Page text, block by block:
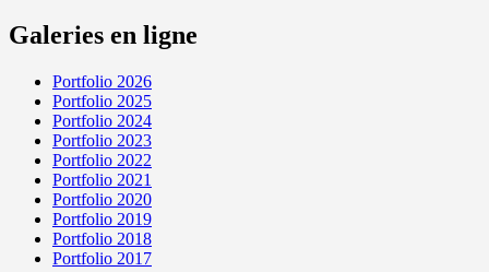
Galeries en ligne
Portfolio 2026
Portfolio 2025
Portfolio 2024
Portfolio 2023
Portfolio 2022
Portfolio 2021
Portfolio 2020
Portfolio 2019
Portfolio 2018
Portfolio 2017